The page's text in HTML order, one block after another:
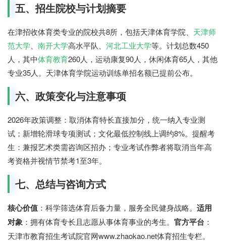
五、招生院校与计划摘要
在津招收体育类专业的院校共8所，包括天津体育学院、 天津师
范大学、 南开大学高水平队、 河北工业大学等。计划总数450
人，其中体育教育260人，运动康复90人，休闲体育65人，其他
专业35人。天津体育学院运动训练单招名额已提前公布。
六、政策变化与注意事项
2026年政策调整：取消体育特长直接加分，统一纳入专业测
试；新增轮滑球专项测试；文化最低控制线上调约8%。提醒考
生：兼报艺术类需咨询区招办；专业考试作弊者将取消当年高
考资格并视情节禁考1至3年。
七、总结与咨询方式
核心价值 ：科学筛选体育后备力量，服务全民健身战略。 适用
对象 ：拥有体育专长且志愿从事体育事业的考生。 官方平台 ：
天津市教育招生考试院官网www.zhaokao.net体育招生专栏。